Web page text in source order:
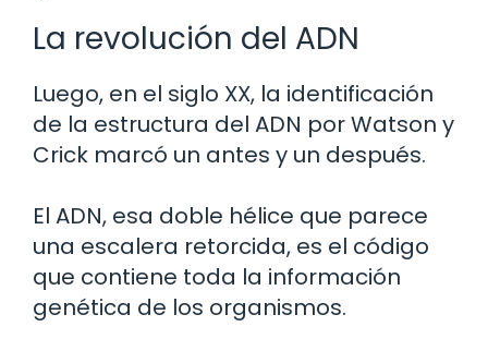
La revolución del ADN
Luego, en el siglo XX, la identificación
de la estructura del ADN por Watson y
Crick marcó un antes y un después.
El ADN, esa doble hélice que parece
una escalera retorcida, es el código
que contiene toda la información
genética de los organismos.